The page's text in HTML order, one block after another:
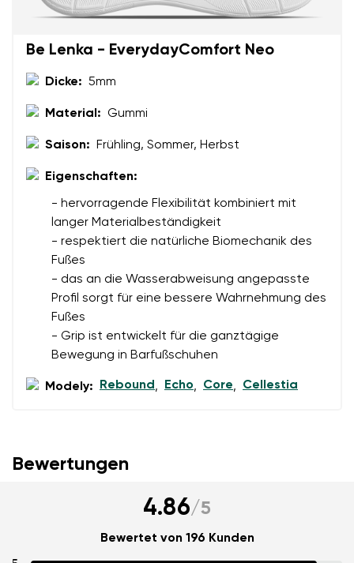
Lieferland auswählen
Bestätigen
Be Lenka - EverydayComfort Neo
Dicke: 5mm
Material: Gummi
Saison: Frühling, Sommer, Herbst
Eigenschaften:
- hervorragende Flexibilität kombiniert mit
langer Materialbeständigkeit
- respektiert die natürliche Biomechanik des
Fußes
- das an die Wasserabweisung angepasste
Profil sorgt für eine bessere Wahrnehmung des
Fußes
- Grip ist entwickelt für die ganztägige
Bewegung in Barfußschuhen
Modely: Rebound , Echo, Core, Cellestia
Ich bin mit der Verarbeitung der eingegebenen
personenbezogenen Daten im Sinne vondieser
Bedingungen
einverstanden.
Bewertungen
4.86/5
Bewertet von 196 Kunden
Bestellnummer
Ich bin mit der Verarbeitung der eingegebenen
personenbezogenen Daten im Sinne von
Bedingungenund deren Veröffentlichung
einverstanden.
Bewertung hinzufügen